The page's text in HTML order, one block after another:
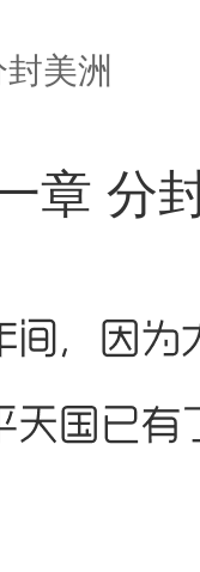
美洲
章 分